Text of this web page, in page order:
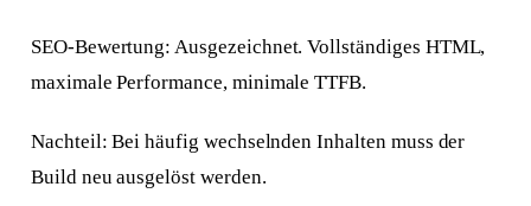
SEO-Bewertung: Ausgezeichnet. Vollständiges HTML,
maximale Performance, minimale TTFB.
Nachteil: Bei häufig wechselnden Inhalten muss der
Build neu ausgelöst werden.